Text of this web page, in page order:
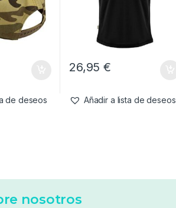
de deseos
26,95€
Añadir a lista de deseos
nosotros